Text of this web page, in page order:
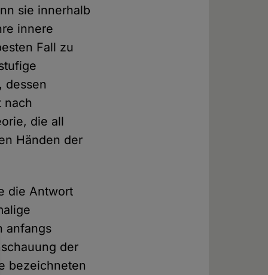
sie innerhalb
innere
Fall zu
dessen
nach
die all
Händen der
die Antwort
anfangs
der
bezeichneten